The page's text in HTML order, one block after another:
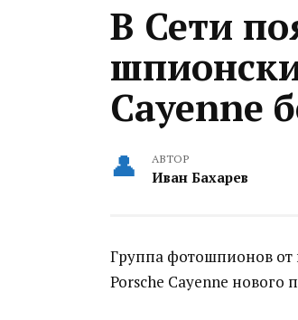
В Сети
Cayenne
АВТОР
Иван Бахарев
Группа фотошпионов от
Porsche Cayenne нового